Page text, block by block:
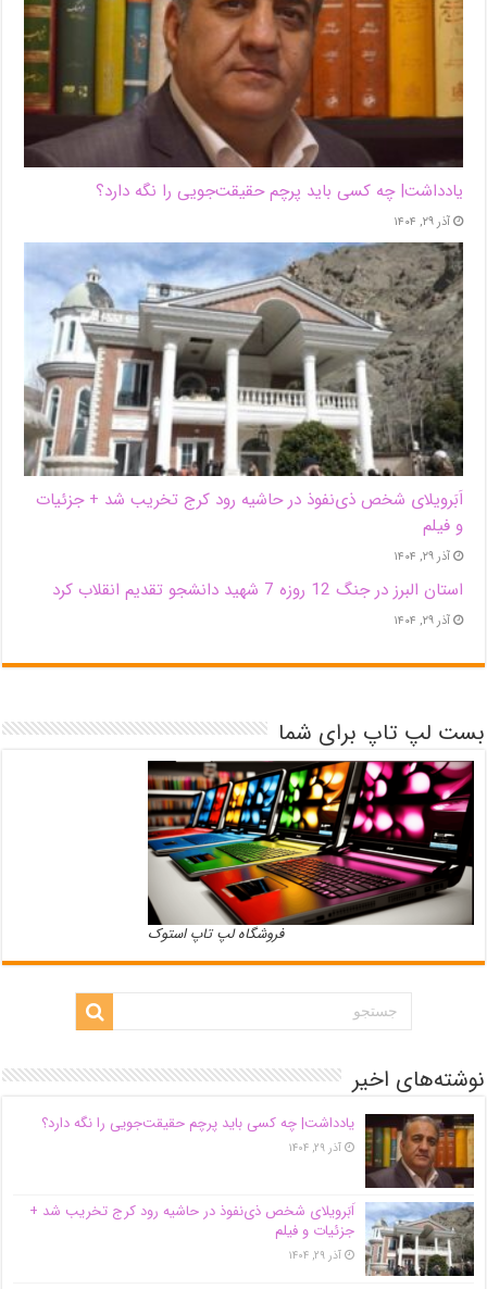
یادداشت| ‌چه کسی باید پرچم حقیقت‌جویی را نگه دارد؟
آذر ۲۹, ۱۴۰۴
اَبَر‌ویلای شخص ذی‌نفوذ در حاشیه‌ رود کرج تخریب شد + جزئیات
و فیلم
آذر ۲۹, ۱۴۰۴
استان البرز در جنگ 12 روزه 7 شهید دانشجو تقدیم انقلاب کرد
آذر ۲۹, ۱۴۰۴
بست لپ تاپ برای شما
فروشگاه لپ تاپ استوک
نوشته‌های اخیر
یادداشت| ‌چه کسی باید پرچم حقیقت‌جویی را نگه دارد؟
آذر ۲۹, ۱۴۰۴
اَبَر‌ویلای شخص ذی‌نفوذ در حاشیه‌ رود کرج تخریب شد +
جزئیات و فیلم
آذر ۲۹, ۱۴۰۴